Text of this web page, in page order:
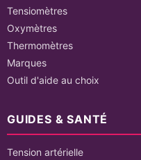
Tensiomètres
Oxymètres
Thermomètres
Marques
Outil d'aide au choix
GUIDES & SANTÉ
Tension artérielle